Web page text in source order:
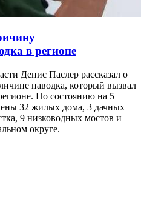
в регионе
Денис Паслер рассказал о
паводка, который вызвал
По состоянию на 5
32 жилых дома, 3 дачных
9 низководных мостов и
округе.